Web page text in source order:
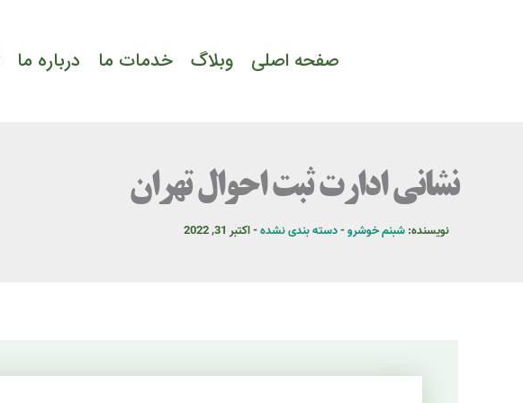
صفحه اصلی وبلاگ خدمات ما درباره ما
نشانی ادارت ثبت احوال تهران
نویسنده:شبنم خوشرو-دسته بندی نشده-اکتبر 31, 2022